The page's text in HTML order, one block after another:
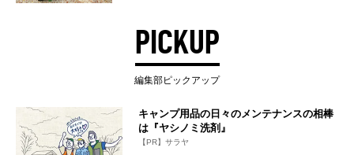
PICKUP
編集部ピックアップ
キャンプ用品の日々のメンテナンスの相棒
は『ヤシノミ洗剤』
【PR】サラヤ